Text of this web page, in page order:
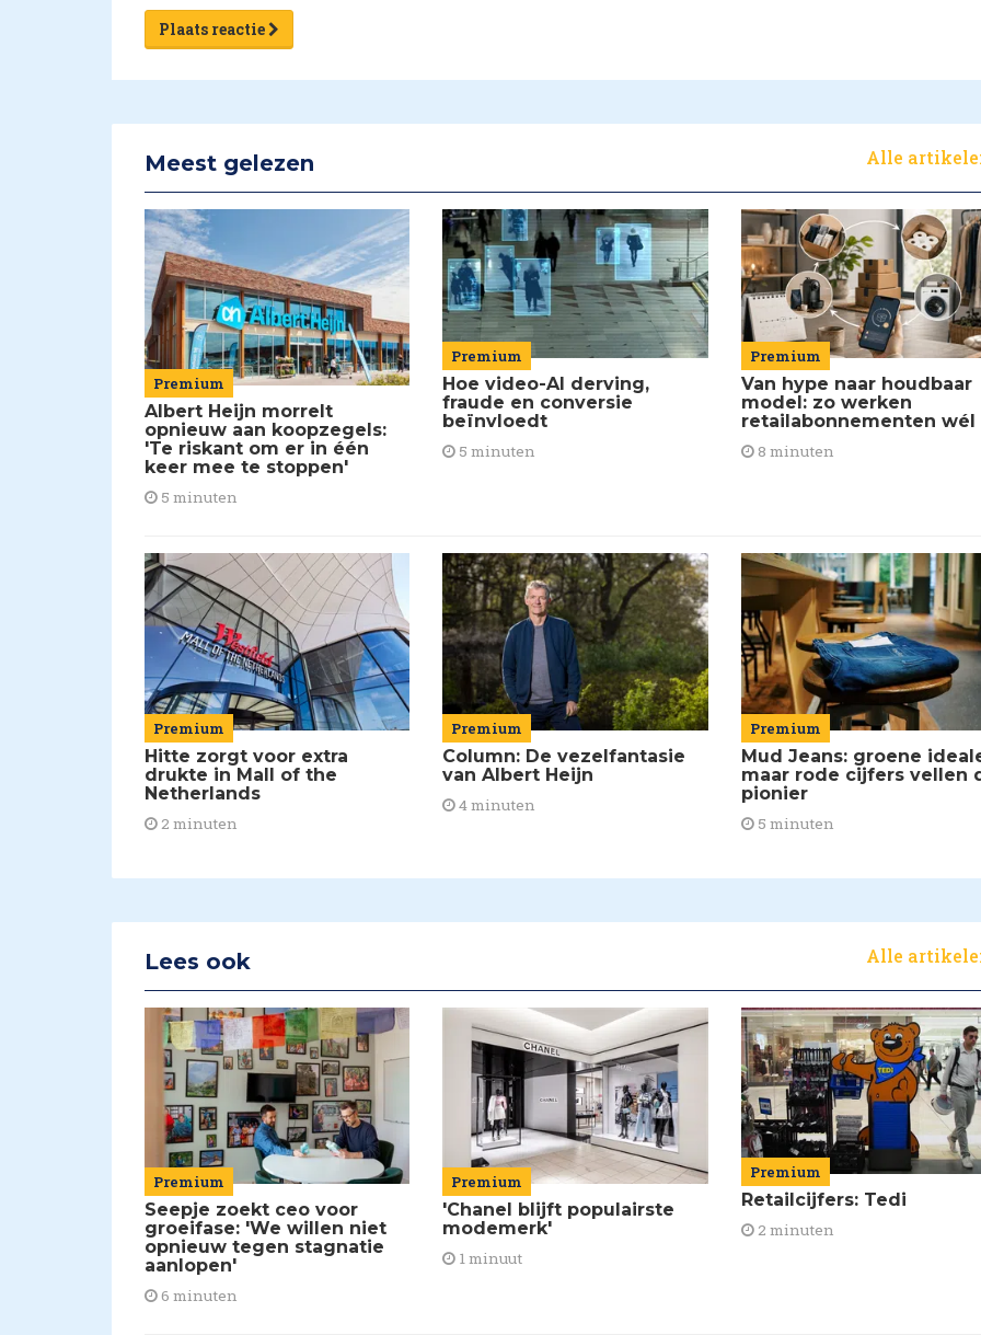
Plaats reactie
Meest gelezen Alle
Premium
Albert Heijn morrelt
opnieuw aan koopzegels:
'Te riskant om er in één
keer mee te stoppen'
5 minuten
Premium
Hoe video-AI derving,
fraude en conversie
beïnvloedt
5 minuten
Premium
Van hype naar houdbaar
model: zo werken
retailabonnementen wél
8 minuten
Premium
Hitte zorgt voor extra
drukte in Mall of the
Netherlands
2 minuten
Premium
Column: De vezelfantasie
van Albert Heijn
4 minuten
Premium
Mud Jeans: groene
maar rode cijfers vellen
pionier
5 minuten
Lees ook Alle
Premium
Seepje zoekt ceo voor
groeifase: 'We willen niet
opnieuw tegen stagnatie
aanlopen'
6 minuten
Premium
'Chanel blijft populairste
modemerk'
1 minuut
Premium
Retailcijfers: Tedi
2 minuten